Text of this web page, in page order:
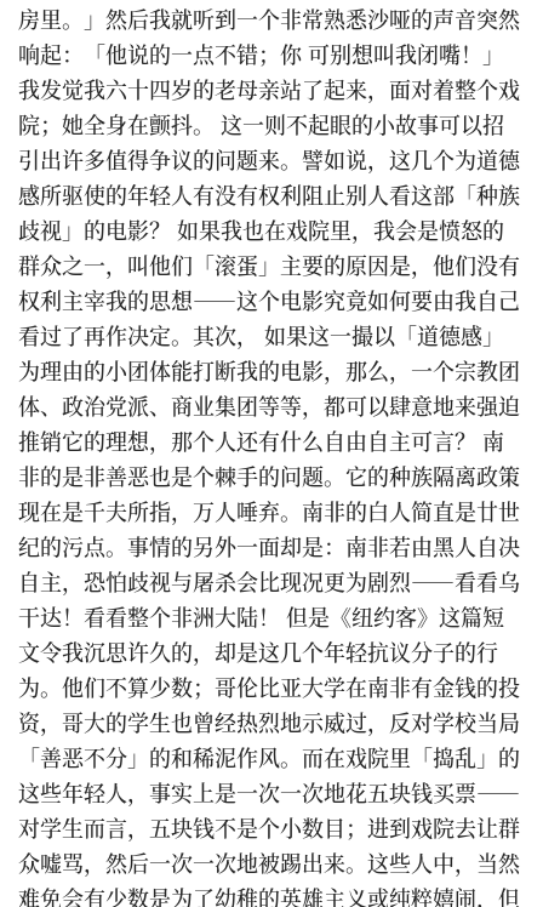
房里。」然后我就听到一个非常熟悉沙哑的声音突然
响起：「他说的一点不错；你 可别想叫我闭嘴！」
我发觉我六十四岁的老母亲站了起来，面对着整个戏
院；她全身在颤抖。 这一则不起眼的小故事可以招
引出许多值得争议的问题来。譬如说，这几个为道德
感所驱使的年轻人有没有权利阻止别人看这部「种族
歧视」的电影？ 如果我也在戏院里，我会是愤怒的
群众之一，叫他们「滚蛋」主要的原因是，他们没有
权利主宰我的思想——这个电影究竟如何要由我自己
看过了再作决定。其次， 如果这一撮以「道德感」
为理由的小团体能打断我的电影，那么，一个宗教团
体、政治党派、商业集团等等，都可以肆意地来强迫
推销它的理想，那个人还有什么自由自主可言？ 南
非的是非善恶也是个棘手的问题。它的种族隔离政策
现在是千夫所指，万人唾弃。南非的白人简直是廿世
纪的污点。事情的另外一面却是：南非若由黑人自决
自主，恐怕歧视与屠杀会比现况更为剧烈——看看乌
干达！看看整个非洲大陆！ 但是《纽约客》这篇短
文令我沉思许久的，却是这几个年轻抗议分子的行
为。他们不算少数；哥伦比亚大学在南非有金钱的投
资，哥大的学生也曾经热烈地示威过，反对学校当局
「善恶不分」的和稀泥作风。而在戏院里「捣乱」的
这些年轻人，事实上是一次一次地花五块钱买票——
对学生而言，五块钱不是个小数目；进到戏院去让群
众嘘骂，然后一次一次地被踢出来。这些人中，当然
难免会有少数是为了幼稚的英雄主义或纯粹嬉闹，但